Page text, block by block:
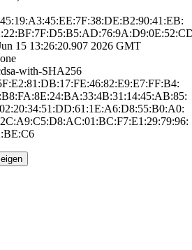
15 13:26:20.907 2026 GMT
with-SHA256